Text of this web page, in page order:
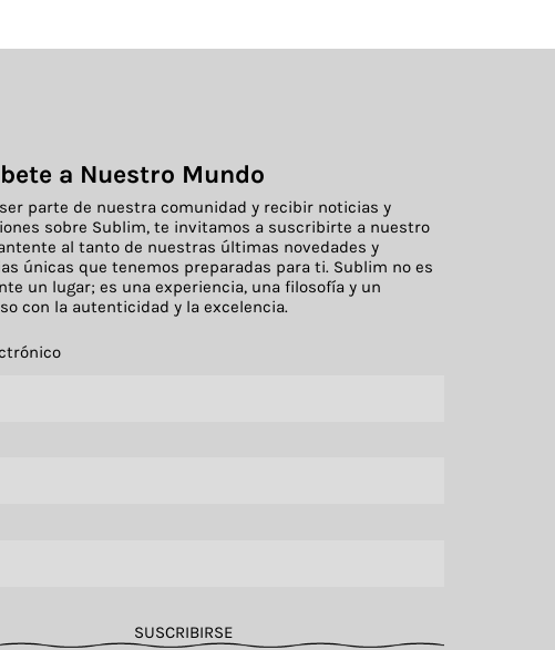
a Nuestro Mundo
parte de nuestra comunidad y recibir noticias y
sobre Sublim, te invitamos a suscribirte a nuestro
al tanto de nuestras últimas novedades y
únicas que tenemos preparadas para ti. Sublim no es
un lugar; es una experiencia, una filosofía y un
con la autenticidad y la excelencia.